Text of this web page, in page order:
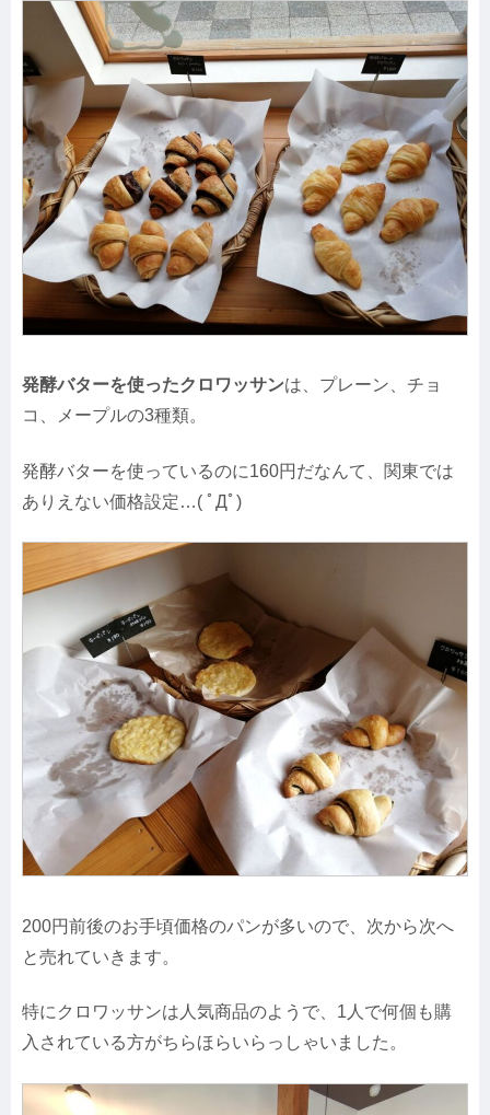
発酵バターを使ったクロワッサンは、プレーン、チョ
コ、メープルの3種類。
発酵バターを使っているのに160円だなんて、関東では
ありえない価格設定…( ﾟДﾟ)
200円前後のお手頃価格のパンが多いので、次から次へ
と売れていきます。
特にクロワッサンは人気商品のようで、1人で何個も購
入されている方がちらほらいらっしゃいました。